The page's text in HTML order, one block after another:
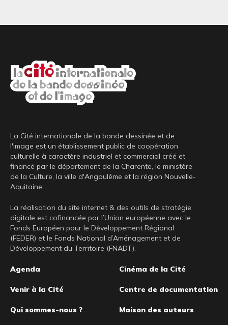
La Cité internationale de la bande dessinée et de
l'image est un établissement public de coopération
culturelle à caractère industriel et commercial créé et
financé par le département de la Charente, le ministère
de la Culture, la ville d'Angoulême et la région Nouvelle-
Aquitaine.
La réalisation du site internet & des outils de stratégie
digitale est cofinancée par l’Union européenne avec le
Fonds Européen pour le Développement Régional
(FEDER) et le Fonds National d’Aménagement et de
Développement du Territoire (FNADT).
Pied
de
Agenda
Venir à la Cité
Qui sommes-nous ?
Cinéma de la Cité
Centre de documentation
Maison des auteurs